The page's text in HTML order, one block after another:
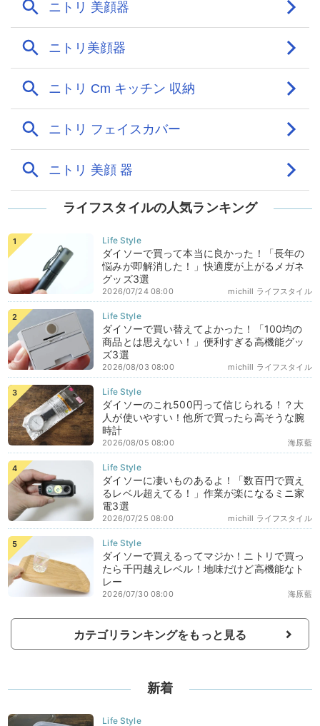
ライフスタイルの人気ランキング
ダイソーで買って本当に良かった！「長年の
悩みが即解消した！」快適度が上がるメガネ
グッズ3選
michill ライフスタイル
2026/07/24 08:00
ダイソーで買い替えてよかった！「100均の
商品とは思えない！」便利すぎる高機能グッ
ズ3選
michill ライフスタイル
2026/08/03 08:00
ダイソーのこれ500円って信じられる！？大
人が使いやすい！他所で買ったら高そうな腕
時計
海原藍
2026/08/05 08:00
ダイソーに凄いものあるよ！「数百円で買え
るレベル超えてる！」作業が楽になるミニ家
電3選
michill ライフスタイル
2026/07/25 08:00
ダイソーで買えるってマジか！ニトリで買っ
たら千円越えレベル！地味だけど高機能なト
レー
海原藍
2026/07/30 08:00
カテゴリランキングをもっと見る
新着